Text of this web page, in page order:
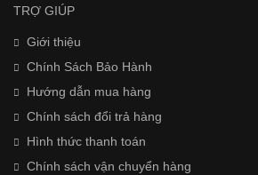
TRỢ GIÚP
Giới thiệu
Chính Sách Bảo Hành
Hướng dẫn mua hàng
Chính sách đổi trả hàng
Hình thức thanh toán
Chính sách vận chuyển hàng